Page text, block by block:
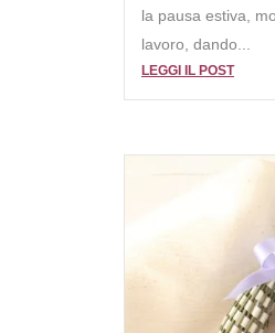
la pausa estiva,
lavoro, dando...
LEGGI IL POST